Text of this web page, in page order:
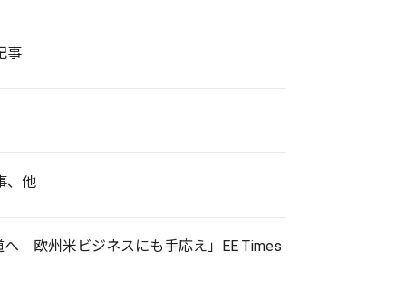
事
、他
欧州米ビジネスにも手応え」EE Times